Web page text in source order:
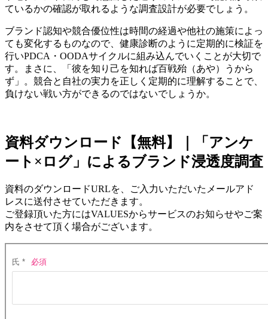
ているかの確認が取れるような調査設計が必要でしょう。
ブランド認知や競合優位性は時間の経過や他社の施策によっ
ても変化するものなので、健康診断のように定期的に検証を
行いPDCA・OODAサイクルに組み込んでいくことが大切で
す。まさに、「彼を知り己を知れば百戦殆（あや）うから
ず」。競合と自社の実力を正しく定期的に理解することで、
負けない戦い方ができるのではないでしょうか。
資料ダウンロード【無料】｜「アンケ
ート×ログ」によるブランド浸透度調査
資料のダウンロードURLを、ご入力いただいたメールアド
レスに送付させていただきます。
ご登録頂いた方にはVALUESからサービスのお知らせやご案
内をさせて頂く場合がございます。